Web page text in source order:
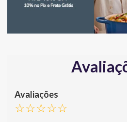
☆☆☆☆☆